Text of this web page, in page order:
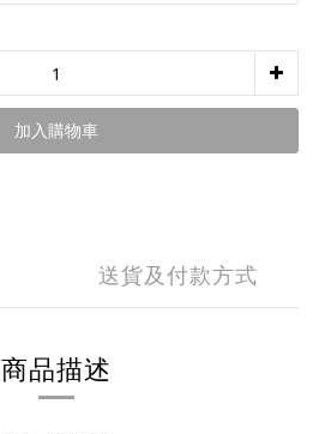
加入購物車
送貨及付款方式
商品描述